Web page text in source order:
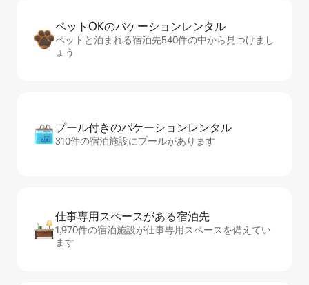
ペットOKのバ⁠ケ⁠ー⁠シ⁠ョ⁠ンレ⁠ン⁠タ⁠ル
ペットと泊まれる宿泊先540件の中から見つけまし
ょう
プール付きのバ⁠ケ⁠ー⁠シ⁠ョ⁠ンレ⁠ン⁠タ⁠ル
310件の宿泊施設にプールがあります
仕事専用ス⁠ペ⁠ー⁠スがあ⁠る宿⁠泊⁠先
1,970件の宿泊施設が仕事専用スペースを備えてい
ます